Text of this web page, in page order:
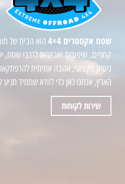
שטח אקסטרים 4×4
הוא הבית של
קמפינג, שיפורים ואביזרים לרכבי שטח,
ניסיון מקצועי, אהבה אמיתית
הארץ, אנחנו כאן כדי לוודא שתמיד תגיע
שירות לקוחות